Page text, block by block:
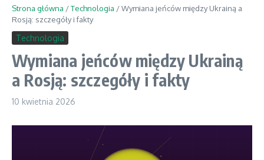
Strona główna /Technologia /Wymiana jeńców między Ukrainą a
Rosją: szczegóły i fakty
Technologia
Wymiana jeńców między Ukrainą
a Rosją: szczegóły i fakty
10 kwietnia 2026